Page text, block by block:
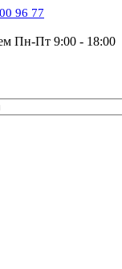
96 77
Пн-Пт 9:00 - 18:00